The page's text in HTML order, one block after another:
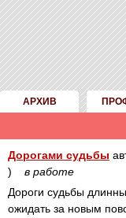
АРХИВ
Дорогами судьбы
) в работе
Дороги судьбы
ожидать за новым